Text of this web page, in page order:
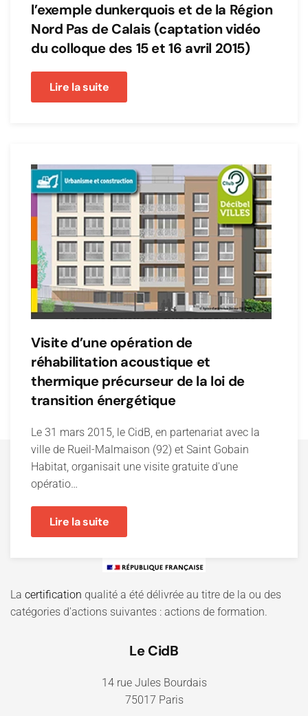
l’exemple dunkerquois et de la Région
Nord Pas de Calais (captation vidéo
du colloque des 15 et 16 avril 2015)
Lire la suite
Visite d’une opération de
réhabilitation acoustique et
thermique précurseur de la loi de
transition énergétique
Le 31 mars 2015, le CidB, en partenariat avec la
ville de Rueil-Malmaison (92) et Saint Gobain
Habitat, organisait une visite gratuite d'une
opératio…
Lire la suite
La certification qualité a été délivrée au titre de la ou des
catégories d'actions suivantes : actions de formation.
Le CidB
14 rue Jules Bourdais
75017 Paris